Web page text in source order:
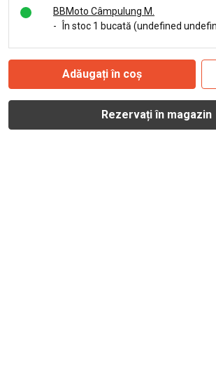
BBMoto Câmpulung M.
-
În stoc 1 bucată (undefined
Adăugați în coș
Rezervați în magazin